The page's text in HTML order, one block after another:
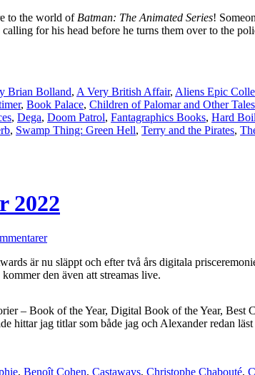
to the world of Batman: The Animated Series!
for his head before he turns them over to the
Brian Bolland, A Very British Affair, Aliens Epic
, Book Palace, Children of Palomar and Other Tales
, Dega, Doom Patrol, Fantagraphics Books, Hard
, Swamp Thing: Green Hell, Terry and the Pirates,
2022
är nu släppt och efter två års digitala
den även att streamas live.
– Book of the Year, Digital Book of the Year,
hittar jag titlar som både jag och Alexander redan
, Benoît Cohen, Castaways, Christophe Chabouté,